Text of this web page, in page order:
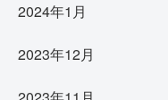
2024年1月
2023年12月